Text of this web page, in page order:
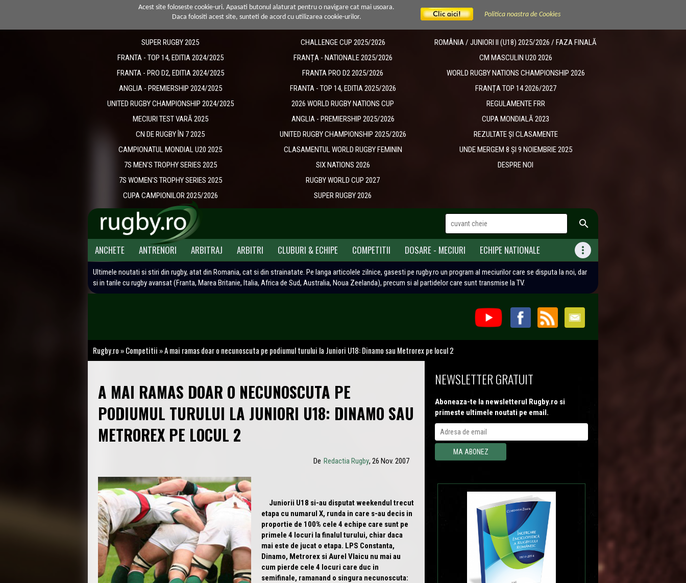
Politica noastra de Cookies
Acest site foloseste cookie-uri. Apasati butonul alaturat pentru o navigare cat mai usoara.
Daca folositi acest site, sunteti de acord cu utilizarea cookie-urilor.
SUPER RUGBY 2025
FRANTA - TOP 14, EDITIA 2024/2025
FRANTA - PRO D2, EDITIA 2024/2025
ANGLIA - PREMIERSHIP 2024/2025
UNITED RUGBY CHAMPIONSHIP 2024/2025
MECIURI TEST VARĂ 2025
CN DE RUGBY ÎN 7 2025
CAMPIONATUL MONDIAL U20 2025
7S MEN'S TROPHY SERIES 2025
7S WOMEN'S TROPHY SERIES 2025
CUPA CAMPIONILOR 2025/2026
CHALLENGE CUP 2025/2026
​FRANȚA - NATIONALE 2025/2026
FRANTA PRO D2 2025/2026
FRANTA - TOP 14, EDITIA 2025/2026
2026 WORLD RUGBY NATIONS CUP
ANGLIA - PREMIERSHIP 2025/2026
UNITED RUGBY CHAMPIONSHIP 2025/2026
CLASAMENTUL WORLD RUGBY FEMININ
SIX NATIONS 2026
RUGBY WORLD CUP 2027
SUPER RUGBY 2026
ROMÂNIA / JUNIORI II (U18) 2025/2026 / FAZA FINALĂ
CM MASCULIN U20 2026
WORLD RUGBY NATIONS CHAMPIONSHIP 2026
FRANȚA TOP 14 2026/2027
REGULAMENTE FRR
CUPA MONDIALĂ 2023
REZULTATE ȘI CLASAMENTE
UNDE MERGEM 8 ȘI 9 NOIEMBRIE 2025
DESPRE NOI

ANCHETE ANTRENORI ARBITRAJ ARBITRI CLUBURI & ECHIPE COMPETITII DOSARE - MECIURI ECHIPE NATIONALE 
Ultimele noutati si stiri din rugby, atat din Romania, cat si din strainatate. Pe langa articolele zilnice, gasesti pe rugby.ro un program al meciurilor care se disputa la noi, dar
si in tarile cu rugby avansat (Franta, Marea Britanie, Italia, Africa de Sud, Australia, Noua Zeelanda), precum si al partidelor care sunt transmise la TV.
Rugby.ro »Competitii »A mai ramas doar o necunoscuta pe podiumul turului la Juniori U18: Dinamo sau Metrorex pe locul 2
A MAI RAMAS DOAR O NECUNOSCUTA PE
PODIUMUL TURULUI LA JUNIORI U18: DINAMO SAU
METROREX PE LOCUL 2
De Redactia Rugby, 26 Nov. 2007
Juniorii U18 si-au disputat weekendul trecut
etapa cu numarul X, runda in care s-au decis in
proportie de 100% cele 4 echipe care sunt pe
primele 4 locuri la finalul turului, chiar daca
mai este de jucat o etapa. LPS Constanta,
Dinamo, Metrorex si Aurel Vlaicu nu mai au
cum pierde cele 4 locuri care duc in
semifinale, ramanand o singura necunoscuta:
NEWSLETTER GRATUIT
Aboneaza-te la newsletterul Rugby.ro si
primeste ultimele noutati pe email.